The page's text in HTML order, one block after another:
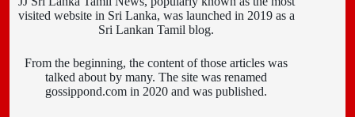
visited website in Sri Lanka, was launched in 2019 as a
Sri Lankan Tamil blog.
From the beginning, the content of those articles was
talked about by many. The site was renamed
gossippond.com in 2020 and was published.